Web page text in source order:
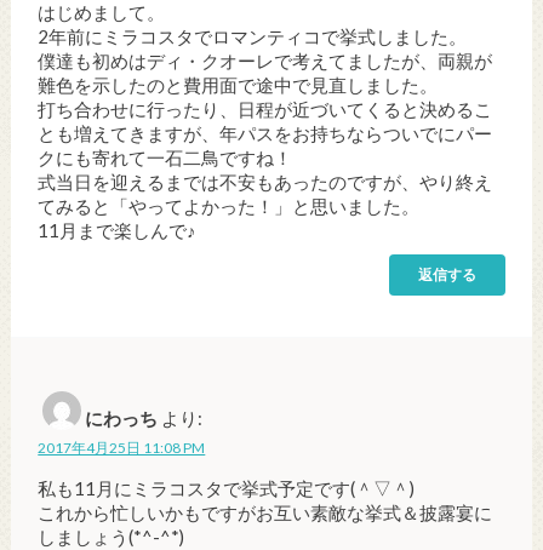
はじめまして。
2年前にミラコスタでロマンティコで挙式しました。
僕達も初めはディ・クオーレで考えてましたが、両親が
難色を示したのと費用面で途中で見直しました。
打ち合わせに行ったり、日程が近づいてくると決めるこ
とも増えてきますが、年パスをお持ちならついでにパー
クにも寄れて一石二鳥ですね！
式当日を迎えるまでは不安もあったのですが、やり終え
てみると「やってよかった！」と思いました。
11月まで楽しんで♪
返信する
にわっち より:
2017年4月25日 11:08 PM
私も11月にミラコスタで挙式予定です(＾▽＾)
これから忙しいかもですがお互い素敵な挙式＆披露宴に
しましょう(*^-^*)